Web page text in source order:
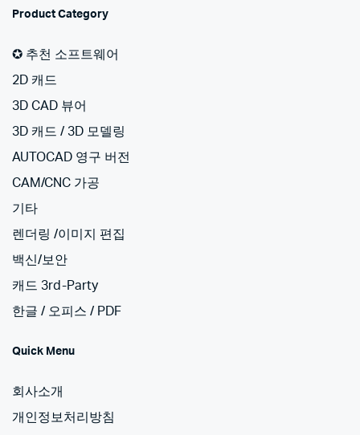
Product Category
✪ 추천 소프트웨어
2D 캐드
3D CAD 뷰어
3D 캐드 / 3D 모델링
AUTOCAD 영구 버전
CAM/CNC 가공
기타
렌더링 /이미지 편집
백신/보안
캐드 3rd-Party
한글 / 오피스 / PDF
Quick Menu
회사소개
개인정보처리방침